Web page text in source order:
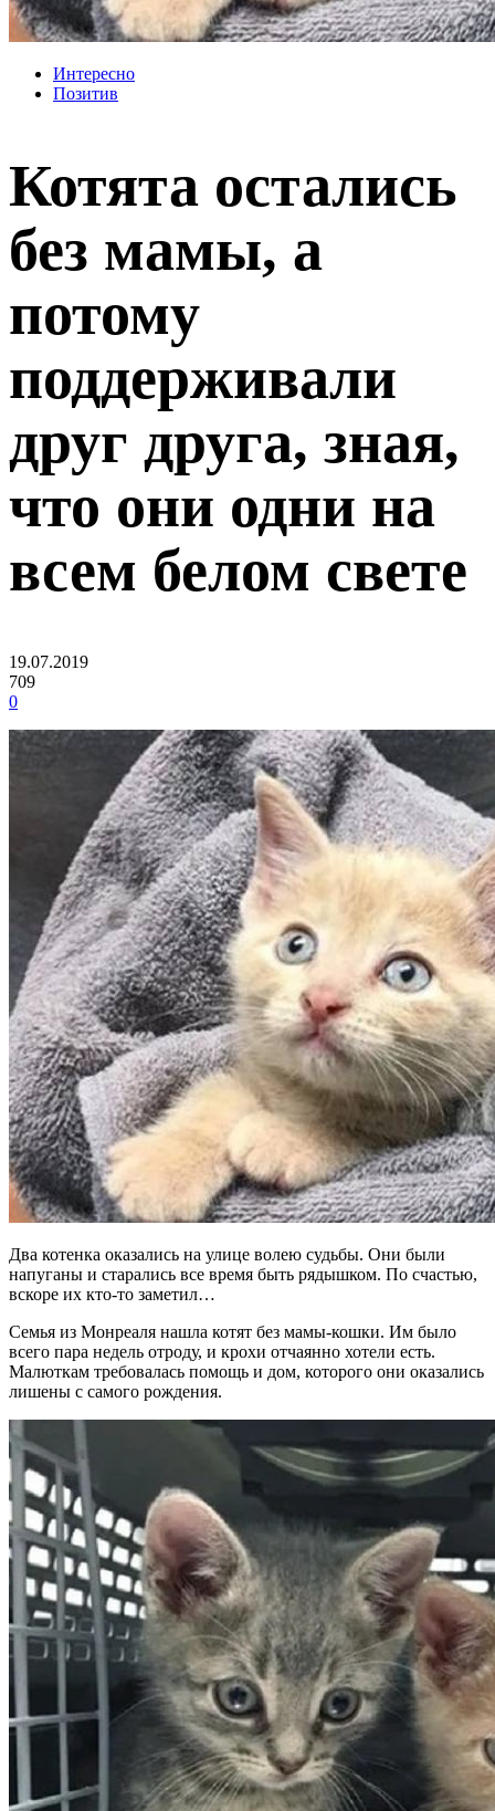
Интересно
Позитив
Котята остались
без мамы, а
потому
поддерживали
друг друга, зная,
что они одни на
всем белом свете
19.07.2019
709
0
Два котенка оказались на улице волею судьбы. Они были
напуганы и старались все время быть рядышком. По счастью,
вскоре их кто-то заметил…
Семья из Монреаля нашла котят без мамы-кошки. Им было
всего пара недель отроду, и крохи отчаянно хотели есть.
Малюткам требовалась помощь и дом, которого они оказались
лишены с самого рождения.